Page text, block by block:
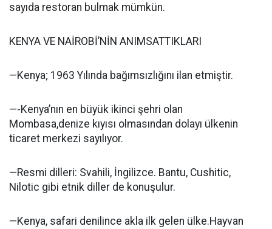
sayıda restoran bulmak mümkün.
KENYA VE NAİROBİ’NİN ANIMSATTIKLARI
—Kenya; 1963 Yılında bağımsızlığını ilan etmiştir.
—-Kenya’nın en büyük ikinci şehri olan
Mombasa,denize kıyısı olmasından dolayı ülkenin
ticaret merkezi sayılıyor.
—Resmi dilleri: Svahili, İngilizce. Bantu, Cushitic,
Nilotic gibi etnik diller de konuşulur.
—Kenya, safari denilince akla ilk gelen ülke.Hayvan